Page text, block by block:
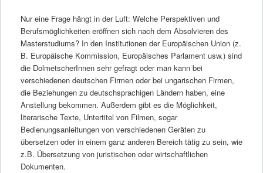
Nur eine Frage hängt in der Luft: Welche Perspektiven und
Berufsmöglichkeiten eröffnen sich nach dem Absolvieren des
Masterstudiums? In den Institutionen der Europäischen Union (z.
B. Europäische Kommission, Europäisches Parlament usw.) sind
die DolmetscherInnen sehr gefragt oder man kann bei
verschiedenen deutschen Firmen oder bei ungarischen Firmen,
die Beziehungen zu deutschsprachigen Ländern haben, eine
Anstellung bekommen. Außerdem gibt es die Möglichkeit,
literarische Texte, Untertitel von Filmen, sogar
Bedienungsanleitungen von verschiedenen Geräten zu
übersetzen oder in einem ganz anderen Bereich tätig zu sein, wie
z.B. Übersetzung von juristischen oder wirtschaftlichen
Dokumenten.